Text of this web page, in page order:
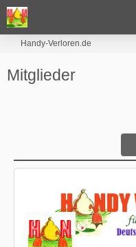
Handy-Verloren.de
Mitglieder